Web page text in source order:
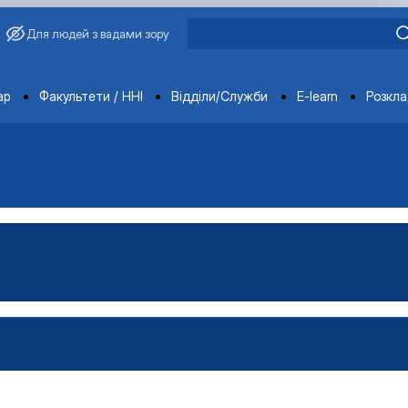
Для людей з вадами зору
Факультети / ННІ Відділи/Служби E-learn